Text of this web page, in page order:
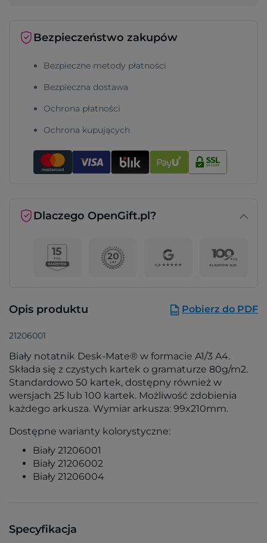
Bezpieczeństwo zakupów
Bezpieczne metody płatności
Bezpieczna dostawa
Ochrona płatności
Ochrona kupujących
Dlaczego OpenGift.pl?
Opis produktu Pobierz do PDF
21206001
Biały notatnik Desk-Mate® w formacie A1/3 A4.
Składa się z czystych kartek o gramaturze 80g/m2.
Standardowo 50 kartek, dostępny również w
wersjach 25 lub 100 kartek. Możliwość zdobienia
każdego arkusza. Wymiar arkusza: 99x210mm.
Dostępne warianty kolorystyczne:
Biały 21206001
Biały 21206002
Biały 21206004
Specyfikacja